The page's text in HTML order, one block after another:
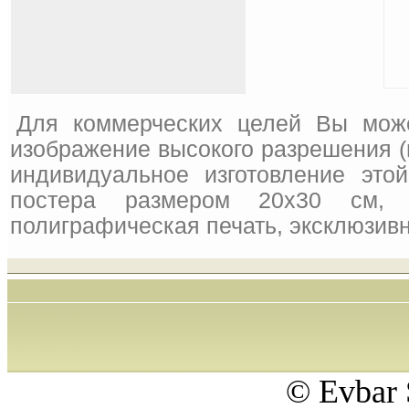
Для коммерческих целей Вы
изображение высокого
индивидуальное изготовление
постера размером 20x30 см,
полиграфическая печать,
© Evbar